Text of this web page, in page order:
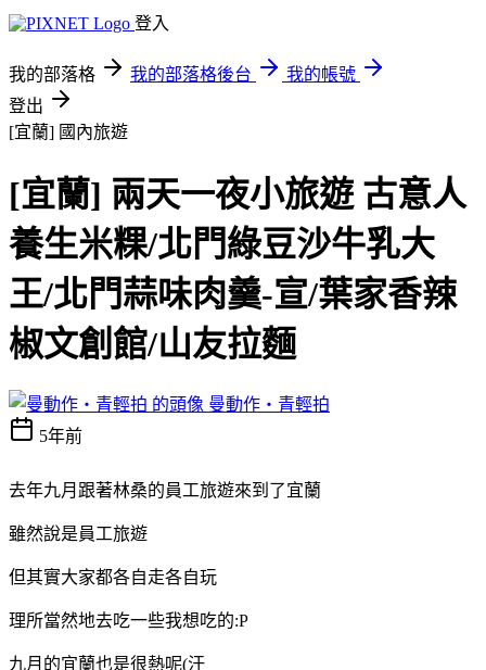
登入
我的部落格 我的部落格後台
我的帳號
登出
[宜蘭] 國內旅遊
[宜蘭] 兩天一夜小旅遊 古意人
養生米粿/北門綠豆沙牛乳大
王/北門蒜味肉羹-宣/葉家香辣
椒文創館/山友拉麵
曼動作‧青輕拍
5年前
去年九月跟著林桑的員工旅遊來到了宜蘭
雖然說是員工旅遊
但其實大家都各自走各自玩
理所當然地去吃一些我想吃的:P
九月的宜蘭也是很熱呢(汗